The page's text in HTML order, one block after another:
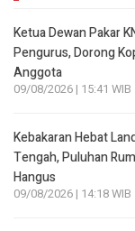
Ketua Dewan Pakar
Pengurus, Dorong
Anggota
09/08/2026 | 15:41 WIB
Kebakaran Hebat
Tengah, Puluhan
Hangus
09/08/2026 | 14:18 WIB